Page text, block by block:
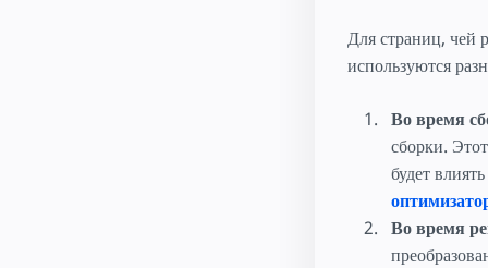
Для страниц, чей
используются
Во время
сборки.
будет
Во время